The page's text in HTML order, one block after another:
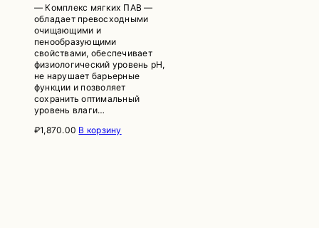
— Комплекс мягких ПАВ —
обладает превосходными
очищающими и
пенообразующими
свойствами, обеспечивает
физиологический уровень pH,
не нарушает барьерные
функции и позволяет
сохранить оптимальный
уровень влаги…
₽1,870.00 В корзину